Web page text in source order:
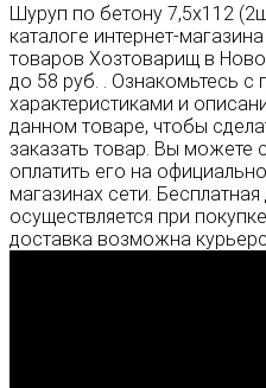
Шуруп по бетону 7,5х112
каталоге интернет-
товаров Хозтоварищ в
до 58 руб. . Ознакомьтесь
характеристиками и
данном товаре, чтобы
заказать товар. Вы можете
оплатить его на
магазинах сети.
осуществляется при
доставка возможна